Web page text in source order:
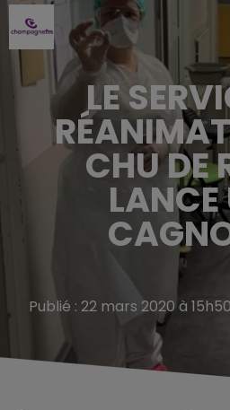
LE
CHU DE
LANCE
Publié : 22 mars 2020 à